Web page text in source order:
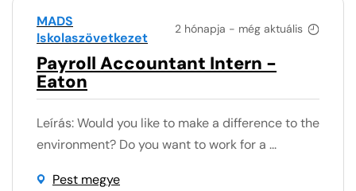
2 hónapja - még aktuális
MADS
Iskolaszövetkezet
Payroll Accountant Intern -
Eaton
Leírás: Would you like to make a difference to the
environment? Do you want to work for a ...
Pest megye